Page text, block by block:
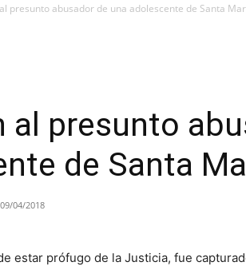
presunto abusador de una adolescente de Santa
al presunto
de Santa
09/04/2018
estar prófugo de la Justicia, fue